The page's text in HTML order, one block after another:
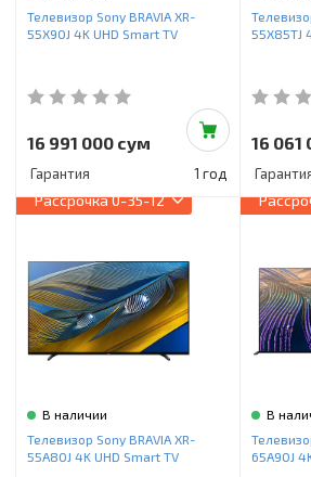
Телевизор Sony BRAVIA XR-
55X90J 4K UHD Smart TV
16 991 000 сум
Гарантия 1 год
55X85TJ
16 061
Рассрочка0-35-12
В наличии
Телевизор Sony BRAVIA XR-
55A80J 4K UHD Smart TV
В
65A90J